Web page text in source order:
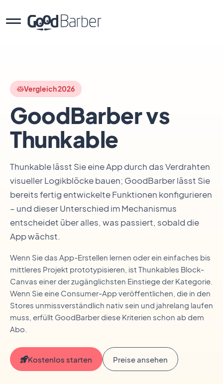
Vergleich 2026
GoodBarber vs
Thunkable
Thunkable lässt Sie eine App durch das Verdrahten
visueller Logikblöcke bauen; GoodBarber lässt Sie
bereits fertig entwickelte Funktionen konfigurieren
– und dieser Unterschied im Mechanismus
entscheidet über alles, was passiert, sobald die
App wächst.
Wenn Sie das App-Erstellen lernen oder ein einfaches bis
mittleres Projekt prototypisieren, ist Thunkables Block-
Canvas einer der zugänglichsten Einstiege der Kategorie.
Wenn Sie eine Consumer-App veröffentlichen, die in den
Stores unmissverständlich nativ sein und jahrelang laufen
muss, erfüllt GoodBarber diese Kriterien schon ab dem
Abo.
Kostenlos starten Preise ansehen